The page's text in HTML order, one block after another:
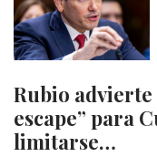
Rubio advierte
escape” para
limitarse…